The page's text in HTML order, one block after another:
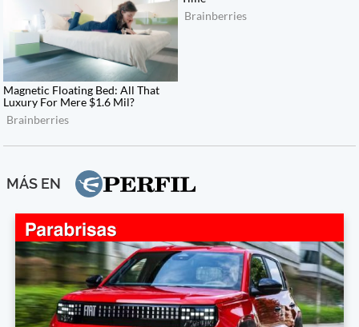
MÁS EN